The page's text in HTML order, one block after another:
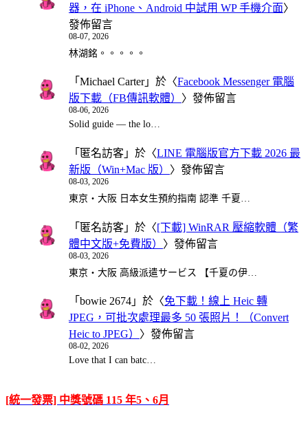
器，在 iPhone、Android 中試用 WP 手機介面〉
發佈留言
08-07, 2026
林湖銘。。。。。
「 Michael Carter」於〈Facebook Messenger 電腦
版下載（FB傳訊軟體） 〉發佈留言
08-06, 2026
Solid guide — the lo…
「 匿名訪客 」於〈LINE 電腦版官方下載 2026 最
新版（Win+Mac 版） 〉發佈留言
08-03, 2026
東京・大阪 日本女生預約指南 認準 千夏…
「 匿名訪客 」於〈[下載] WinRAR 壓縮軟體（繁
體中文版+免費版） 〉發佈留言
08-03, 2026
東京・大阪 高級派遣サービス 【千夏の伊…
「 bowie 2674 」於〈免下載！線上 Heic 轉
JPEG，可批次處理最多 50 張照片！（Convert
Heic to JPEG） 〉發佈留言
08-02, 2026
Love that I can batc…
[統一發票] 中獎號碼 115 年5、6月